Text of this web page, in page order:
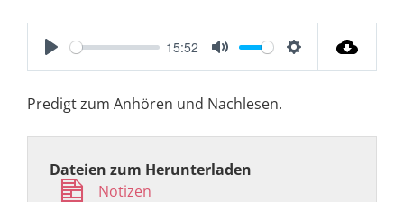
Play
15:52
Mute Settings
Predigt zum Anhören und Nachlesen.
Dateien zum Herunterladen
Notizen